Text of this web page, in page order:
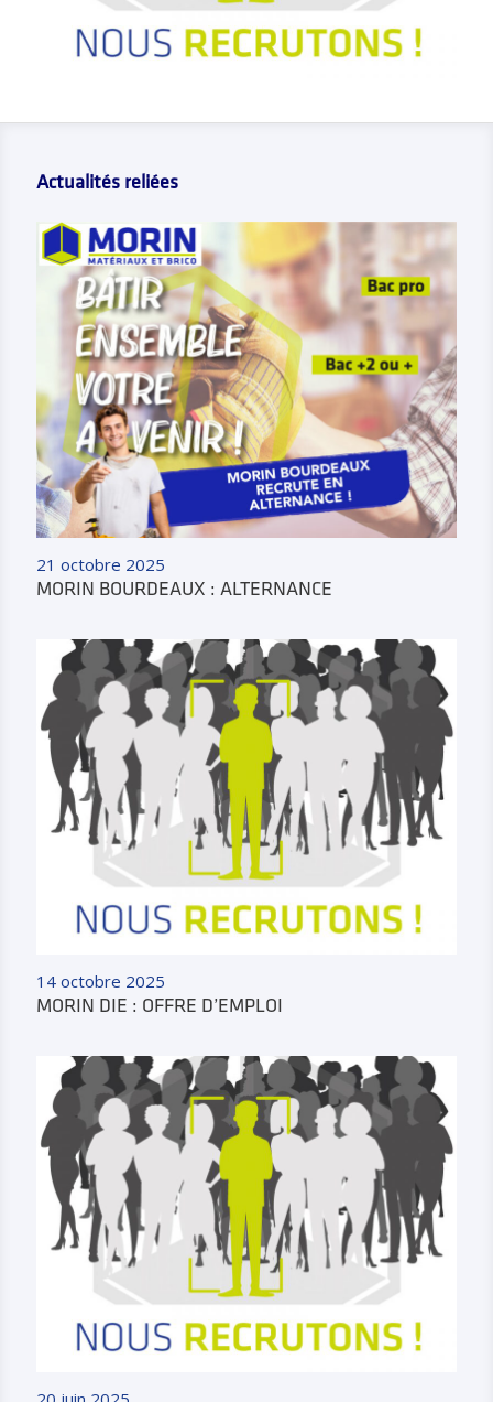
Actualités reliées
21 octobre 2025
MORIN BOURDEAUX : ALTERNANCE
14 octobre 2025
MORIN DIE : OFFRE D’EMPLOI